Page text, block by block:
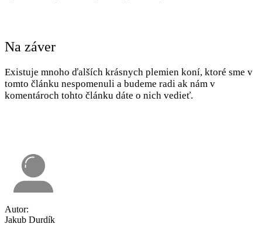
Na záver
Existuje mnoho ďalších krásnych plemien koní, ktoré sme v
tomto článku nespomenuli a budeme radi ak nám v
komentároch tohto článku dáte o nich vedieť.
Autor:
Jakub Durdík